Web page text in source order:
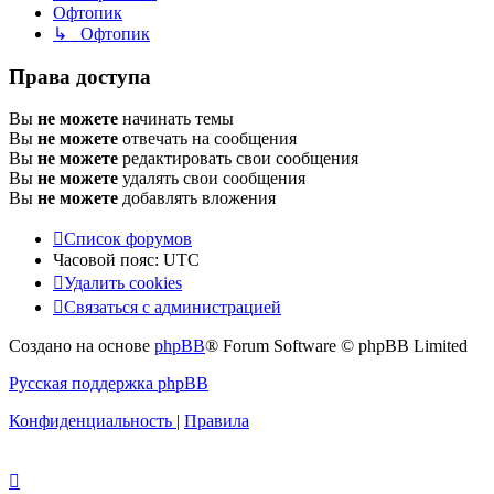
Офтопик
↳ Офтопик
Права доступа
Вы не можете начинать темы
Вы не можете отвечать на сообщения
Вы не можете редактировать свои сообщения
Вы не можете удалять свои сообщения
Вы не можете добавлять вложения
Список форумов
Часовой пояс: UTC
Удалить cookies
Связаться
администрацией
Связаться с администрацией
Создано на основе phpBB® Forum Software © phpBB Limited
Русская поддержка phpBB
Конфиденциальность | Правила